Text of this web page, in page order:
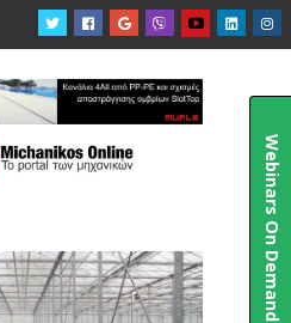

Webinars On Demand